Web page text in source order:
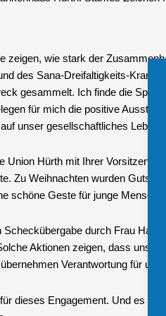
zeigen, wie stark der
des Sana-Dreifaltigkeits-
gesammelt. Ich finde die
für mich die positive
unser gesellschaftliches Leben.
Union Hürth mit Ihrer
Zu Weihnachten wurden
schöne Geste für junge
durch Frau
Aktionen zeigen, dass
Verantwortung für
dieses Engagement. Und es